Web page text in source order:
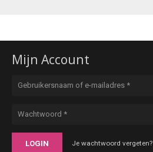
Mijn Account
LOGIN Je wachtwoord vergeten?